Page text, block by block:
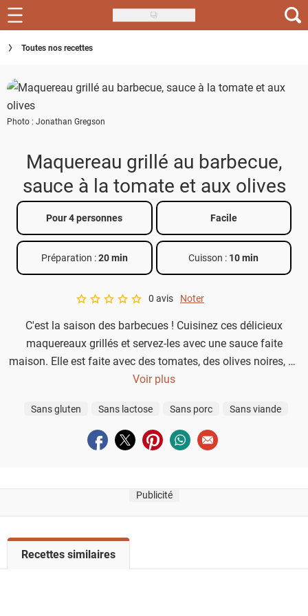
Skip
to
main
Recettes
Inspirations
Conseils
Actus
Index des recettes
Guide d'achat
Toutes nos recettes
Photo : Jonathan Gregson
Maquereau grillé au barbecue,
sauce à la tomate et aux olives
Pour 4 personnes Facile
Préparation :20 min Cuisson : 10 min
A star rating of 0 out of 5.
0 avis Noter
C'est la saison des barbecues ! Cuisinez ces délicieux
maquereaux grillés et servez-les avec une sauce faite
maison. Elle est faite avec des tomates, des olives noires, de
l'ail, du citron et des herbes.
Voir plus
Sans gluten Sans lactose Sans porc Sans viande
Partager sur facebook
Partager sur twitter
Partager sur pinterest
Partager sur whatsapp
Envoyer à un ami
Publicité
o
Recettes similaires